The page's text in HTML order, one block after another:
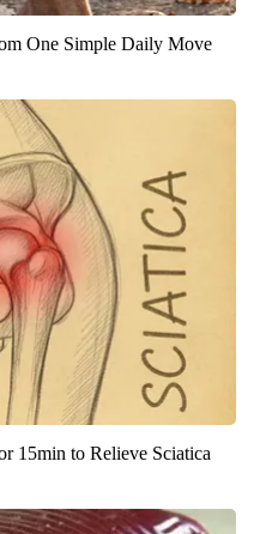
One Simple Daily Move
15min to Relieve Sciatica